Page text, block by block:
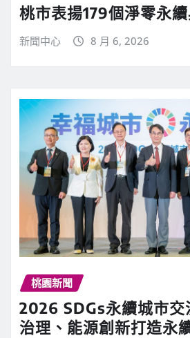
桃市表揚179個淨零永
新聞中心 8 月 6, 2026
桃園新聞
2026 SDGs永續城市交
治理、能源創新打造永